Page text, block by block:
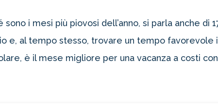
i mesi più piovosi dell’anno, si parla anche di
e, al tempo stesso, trovare un tempo favorevole
è il mese migliore per una vacanza a costi